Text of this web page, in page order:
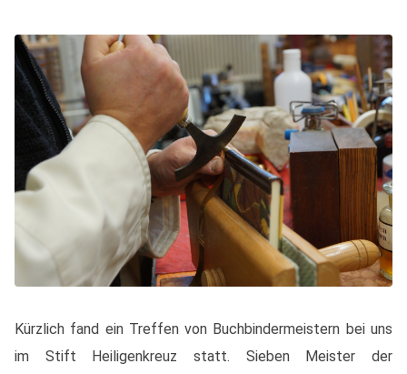
Kürzlich fand ein Treffen von Buchbindermeistern bei uns
im Stift Heiligenkreuz statt. Sieben Meister der